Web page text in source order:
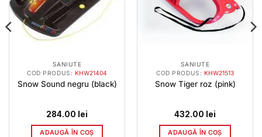
SANIUTE
COD PRODUS: KHW21404
Snow Sound negru (black)
284.00 lei
ADAUGĂ ÎN COȘ
SANIUTE
COD PRODUS: KHW21513
Snow Tiger roz (pink)
432.00 lei
ADAUGĂ ÎN COȘ